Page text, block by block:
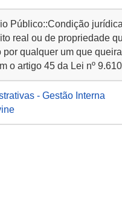
Público::Condição
real ou de propriedade
por qualquer um que
o artigo 45 da Lei nº
- Gestão Interna